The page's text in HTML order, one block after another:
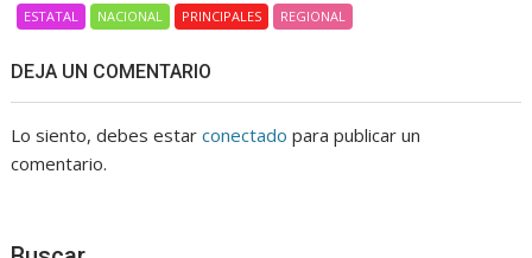
ESTATAL NACIONAL PRINCIPALES REGIONAL
DEJA UN COMENTARIO
Lo siento, debes estarconectado para publicar un
comentario.